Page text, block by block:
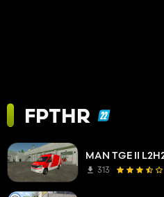
FPTHR
MAN TGE II
313